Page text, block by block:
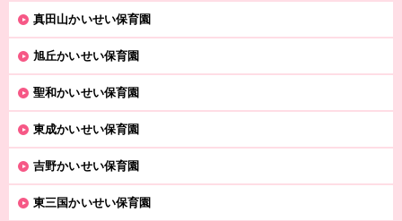
真田山かいせい保育園
旭丘かいせい保育園
聖和かいせい保育園
東成かいせい保育園
吉野かいせい保育園
東三国かいせい保育園